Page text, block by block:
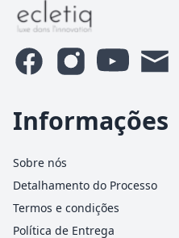
Informações
Sobre nós
Detalhamento do Processo
Termos e condições
Política de Entrega